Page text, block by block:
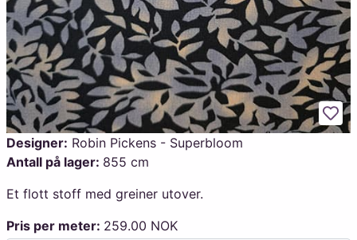
Designer: Robin Pickens - Superbloom
Antall på lager: 855 cm
Et flott stoff med greiner utover.
Pris per meter: 259.00 NOK